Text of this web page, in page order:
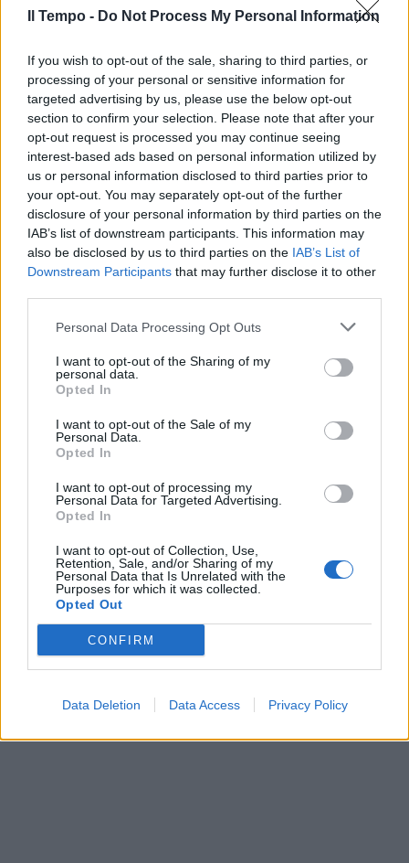
Il Tempo - Do Not Process My Personal Information
If you wish to opt-out of the sale, sharing to third parties, or
processing of your personal or sensitive information for
targeted advertising by us, please use the below opt-out
section to confirm your selection. Please note that after your
opt-out request is processed you may continue seeing
interest-based ads based on personal information utilized by
us or personal information disclosed to third parties prior to
your opt-out. You may separately opt-out of the further
disclosure of your personal information by third parties on the
IAB’s list of downstream participants. This information may
also be disclosed by us to third parties on the IAB’s List of
Downstream Participants that may further disclose it to other
Personal Data Processing Opt Outs
I want to opt-out of the Sharing of my
personal data.
Opted In
I want to opt-out of the Sale of my
Personal Data.
Opted In
I want to opt-out of processing my
Personal Data for Targeted Advertising.
Opted In
I want to opt-out of Collection, Use,
Retention, Sale, and/or Sharing of my
Personal Data that Is Unrelated with the
Purposes for which it was collected.
Opted Out
CONFIRM
Data Deletion Data Access Privacy Policy
In evidenza